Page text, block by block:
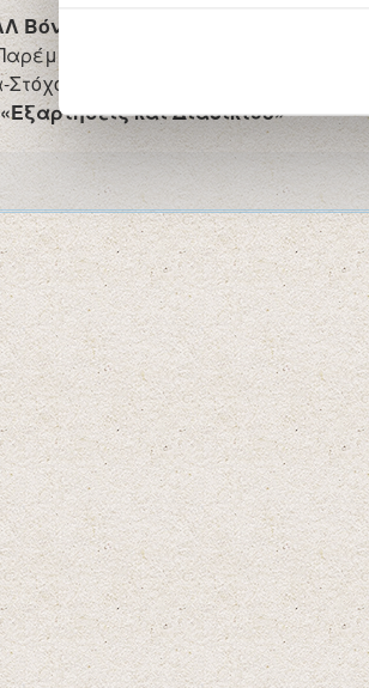
Βόνιτσας
Βιωματική Παρέμβαση
Μαθητές Β’ & Γ’ Λυκείου
«Εξαρτήσεις και Διαδίκτυο»